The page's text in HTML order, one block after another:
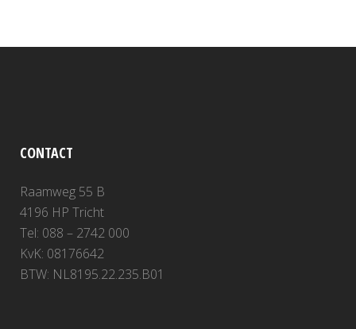
CONTACT
Raamweg 55 B
4196 HP Tricht
Tel: 088 – 2742 000
KvK: 08176642
BTW: NL8195.22.235.B01